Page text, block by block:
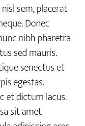
sem, placerat
Donec
nibh pharetra
sed mauris.
senectus et
egestas.
et dictum lacus.
sit amet